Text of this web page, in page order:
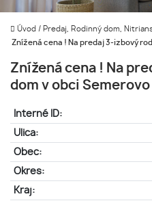
Úvod / Predaj, Rodinný dom,
Znížená cena ! Na predaj 3-izbový
Znížená cena ! Na
dom v obci Semerovo
Interné ID:
Ulica:
Obec:
Okres:
Kraj: